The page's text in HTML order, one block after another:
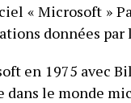
« Microsoft »
données
en 1975 avec
dans le monde